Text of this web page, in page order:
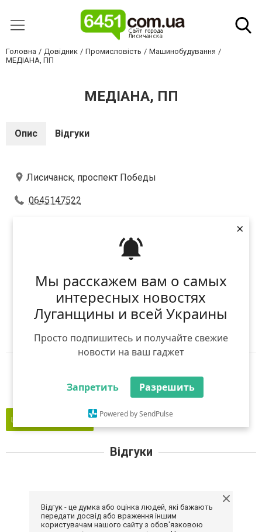
Мы расскажем вам о самых
интересных новостях
Луганщины и всей Украины
Просто подпишитесь и получайте свежие
новости на ваш гаджет
Запретить Разрешить
Powered by SendPulse
×
Головна Довідник Промисловість
Машинобудування
МЕДІАНА, ПП
МЕДІАНА, ПП
Опис Відгуки
Лисичанск, проспект Победы
0645147522
Ніхто ще не рекомендував
щоб оцінити і порекомендувати
Це моє підприємство
Відгуки
Відгук - це думка або оцінка людей, які бажають
передати досвід або враження іншим
користувачам нашого сайту з обов'язковою